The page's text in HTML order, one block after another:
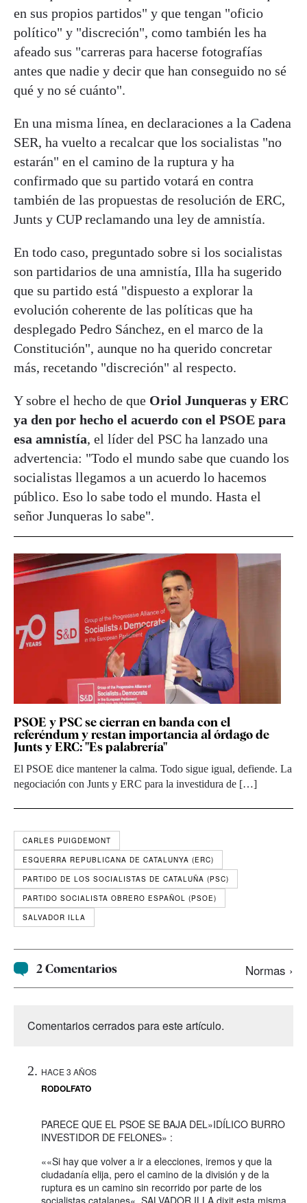
en sus propios partidos" y que tengan "oficio
político" y "discreción", como también les ha
afeado sus "carreras para hacerse fotografías
antes que nadie y decir que han conseguido no sé
qué y no sé cuánto".
En una misma línea, en declaraciones a la Cadena
SER, ha vuelto a recalcar que los socialistas "no
estarán" en el camino de la ruptura y ha
confirmado que su partido votará en contra
también de las propuestas de resolución de ERC,
Junts y CUP reclamando una ley de amnistía.
En todo caso, preguntado sobre si los socialistas
son partidarios de una amnistía, Illa ha sugerido
que su partido está "dispuesto a explorar la
evolución coherente de las políticas que ha
desplegado Pedro Sánchez, en el marco de la
Constitución", aunque no ha querido concretar
más, recetando "discreción" al respecto.
Y sobre el hecho de que Oriol Junqueras y ERC
ya den por hecho el acuerdo con el PSOE para
esa amnistía, el líder del PSC ha lanzado una
advertencia: "Todo el mundo sabe que cuando los
socialistas llegamos a un acuerdo lo hacemos
público. Eso lo sabe todo el mundo. Hasta el
señor Junqueras lo sabe".
PSOE y PSC se cierran en banda con el
referéndum y restan importancia al órdago de
Junts y ERC: "Es palabrería"
El PSOE dice mantener la calma. Todo sigue igual, defiende. La
negociación con Junts y ERC para la investidura de […]
CARLES PUIGDEMONT
ESQUERRA REPUBLICANA DE CATALUNYA (ERC)
PARTIDO DE LOS SOCIALISTAS DE CATALUÑA (PSC)
PARTIDO SOCIALISTA OBRERO ESPAÑOL (PSOE)
SALVADOR ILLA
2 Comentarios Normas ›
Comentarios cerrados para este artículo.
HACE 3 AÑOS
RODOLFATO
PARECE QUE EL PSOE SE BAJA DEL»IDÍLICO BURRO
INVESTIDOR DE FELONES» :
««Si hay que volver a ir a elecciones, iremos y que la
ciudadanía elija, pero el camino de la división y de la
ruptura es un camino sin recorrido por parte de los
socialistas catalanes«. SALVADOR ILLA dixit esta misma